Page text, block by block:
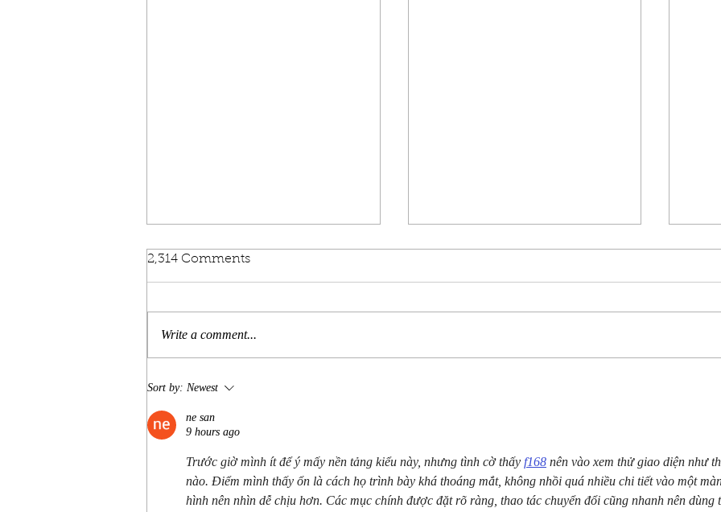
America’s 250th Birthday
City: Plan Your Branson
Getaway
2,314 Comments
Write a comment...
Sort by: Newest
ne san
9 hours ago
Trước giờ mình ít để ý mấy nền tảng kiểu này, nhưng tình cờ thấy f168 nên vào xem thử giao diện như
nào. Điểm mình thấy ổn là cách họ trình bày khá thoáng mắt, không nhồi quá nhiều chi tiết vào một
hình nên nhìn dễ chịu hơn. Các mục chính được đặt rõ ràng, thao tác chuyển đổi cũng nhanh nên dùng